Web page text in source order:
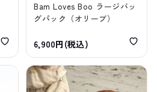
Bam Loves Boo ラージバッ
グパック（オリーブ）
6,900円(税込)